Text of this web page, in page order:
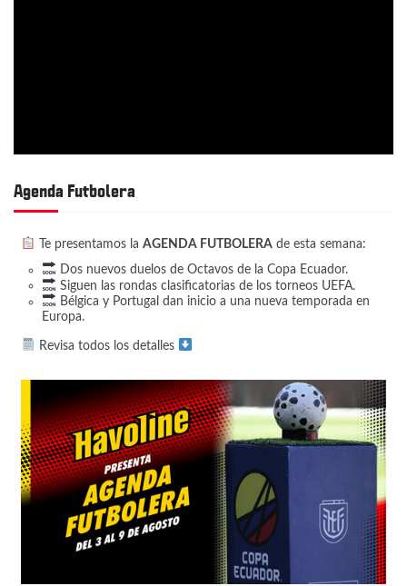
Agenda Futbolera
Te presentamos la AGENDA FUTBOLERAde esta semana:
Dos nuevos duelos de Octavos de la Copa Ecuador.
Siguen las rondas clasificatorias de los torneos UEFA.
Bélgica y Portugal dan inicio a una nueva temporada en
Europa.
Revisa todos los detalles